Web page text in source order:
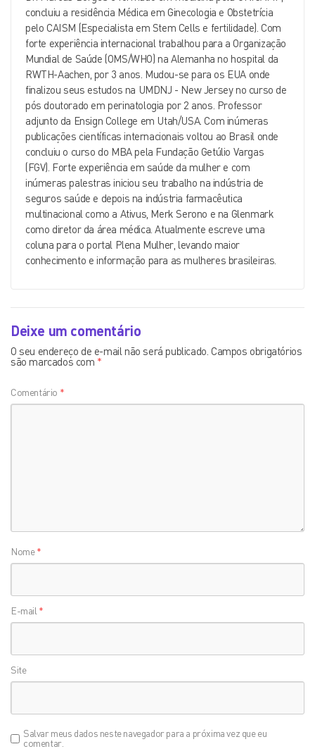
concluiu a residência Médica em Ginecologia e Obstetrícia
pelo CAISM (Especialista em Stem Cells e fertilidade). Com
forte experiência internacional trabalhou para a Organização
Mundial de Saúde (OMS/WHO) na Alemanha no hospital da
RWTH-Aachen, por 3 anos. Mudou-se para os EUA onde
finalizou seus estudos na UMDNJ - New Jersey no curso de
pós doutorado em perinatologia por 2 anos. Professor
adjunto da Ensign College em Utah/USA. Com inúmeras
publicações científicas internacionais voltou ao Brasil onde
concluiu o curso do MBA pela Fundação Getúlio Vargas
(FGV). Forte experiência em saúde da mulher e com
inúmeras palestras iniciou seu trabalho na indústria de
seguros saúde e depois na indústria farmacêutica
multinacional como a Ativus, Merk Serono e na Glenmark
como diretor da área médica. Atualmente escreve uma
coluna para o portal Plena Mulher, levando maior
conhecimento e informação para as mulheres brasileiras.
Deixe um comentário
O seu endereço de e-mail não será publicado. Campos obrigatórios
são marcados com *
Comentário *
Nome*
E-mail *
Site
Salvar meus dados neste navegador para a próxima vez que eu
comentar.